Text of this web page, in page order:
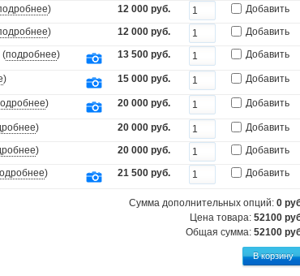
) 12 000 руб.
Добавить
) 12 000 руб.
Добавить
(подробнее) 13 500 руб. Добавить
) 15 000 руб. Добавить
) 20 000 руб. Добавить
) 20 000 руб.
Добавить
) 20 000 руб.
Добавить
) 21 500 руб. Добавить
Сумма дополнительных опций: 0
Цена товара: 52100
Общая сумма: 52100